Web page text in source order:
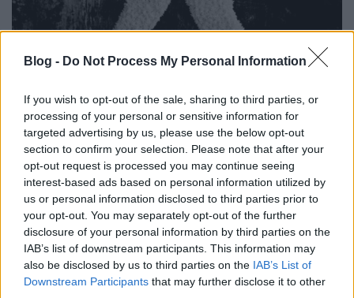
Blog - Do Not Process My Personal Information
If you wish to opt-out of the sale, sharing to third parties, or
processing of your personal or sensitive information for
targeted advertising by us, please use the below opt-out
section to confirm your selection. Please note that after your
opt-out request is processed you may continue seeing
interest-based ads based on personal information utilized by
us or personal information disclosed to third parties prior to
your opt-out. You may separately opt-out of the further
disclosure of your personal information by third parties on the
IAB’s list of downstream participants. This information may
also be disclosed by us to third parties on the IAB’s List of
Downstream Participants that may further disclose it to other
People Are Good (Indira Paganotto
Twilight Remix)
Szigi.•2024. április 05.
Ha a People Are Good az utolsó remixcsomag a
Memento Mori érában (amire komoly esély van), és
netán a Depeche Mode életében is (sajnos azért erre
is, bár ezt minden korszak végén el lehet mondani),
akkor különös figyelem terelődik az utolsó kiadvány
utolsó mixére. Ez pedig egy bombameglepetés: a…